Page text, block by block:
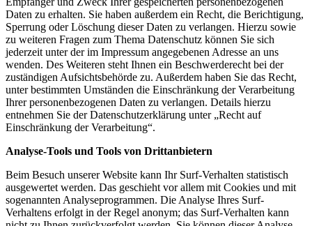
Daten zu erhalten. Sie haben außerdem ein Recht, die Berichtigung,
Sperrung oder Löschung dieser Daten zu verlangen. Hierzu sowie
zu weiteren Fragen zum Thema Datenschutz können Sie sich
jederzeit unter der im Impressum angegebenen Adresse an uns
wenden. Des Weiteren steht Ihnen ein Beschwerderecht bei der
zuständigen Aufsichtsbehörde zu. Außerdem haben Sie das Recht,
unter bestimmten Umständen die Einschränkung der Verarbeitung
Ihrer personenbezogenen Daten zu verlangen. Details hierzu
entnehmen Sie der Datenschutzerklärung unter „Recht auf
Einschränkung der Verarbeitung“.
Analyse-Tools und Tools von Drittanbietern
Beim Besuch unserer Website kann Ihr Surf-Verhalten statistisch
ausgewertet werden. Das geschieht vor allem mit Cookies und mit
sogenannten Analyseprogrammen. Die Analyse Ihres Surf-
Verhaltens erfolgt in der Regel anonym; das Surf-Verhalten kann